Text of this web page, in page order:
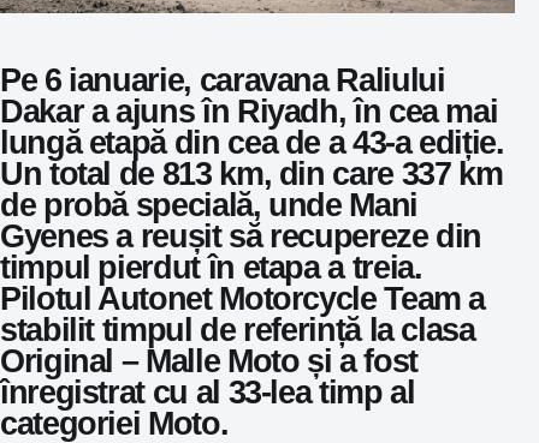
Pe 6 ianuarie, caravana Raliului
Dakar a ajuns în Riyadh, în cea mai
lungă etapă din cea de a 43-a ediție.
Un total de 813 km, din care 337 km
de probă specială, unde Mani
Gyenes a reușit să recupereze din
timpul pierdut în etapa a treia.
Pilotul Autonet Motorcycle Team a
stabilit timpul de referință la clasa
Original – Malle Moto și a fost
înregistrat cu al 33-lea timp al
categoriei Moto.